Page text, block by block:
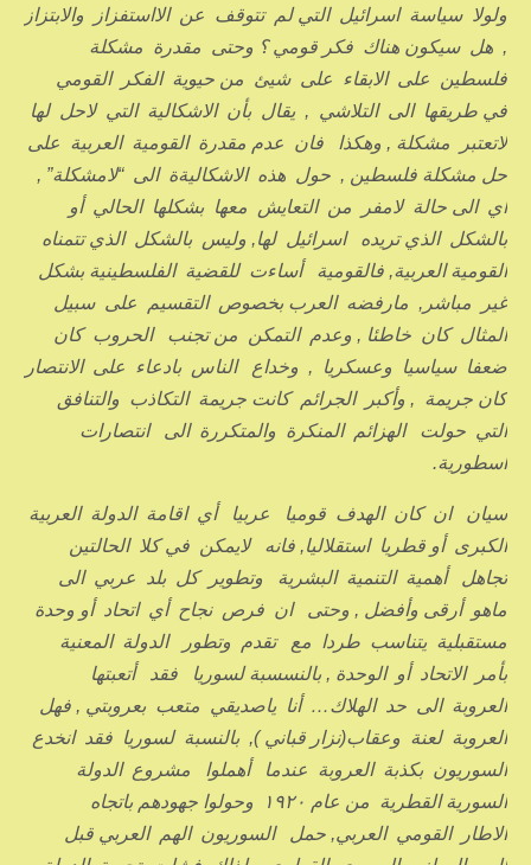
ولولا سياسة اسرائيل التي لم تتوقف عن الااستفزاز والابتزاز
, هل سيكون هناك فكر قومي ؟ وحتى مقدرة مشكلة
فلسطين على الابقاء على شيئ من حيوية الفكر القومي
في طريقها الى التلاشي , يقال بأن الاشكالية التي لاحل لها
لاتعتبر مشكلة , وهكذا فان عدم مقدرة القومية العربية على
حل مشكلة فلسطين , حول هذه الاشكاليةة الى “لامشكلة” ,
أي الى حالة لامفر من التعايش معها بشكلها الحالي أو
بالشكل الذي تريده اسرائيل لها, وليس بالشكل الذي تتمناه
القومية العربية, فالقومية أساءت للقضية الفلسطينية بشكل
غير مباشر, مارفضه العرب بخصوص التقسيم على سبيل
المثال كان خاطئا , وعدم التمكن من تجنب الحروب كان
ضعفا سياسيا وعسكريا , وخداع الناس بادعاء على الانتصار
كان جريمة , وأكبر الجرائم كانت جريمة التكاذب والتنافق
التي حولت الهزائم المنكرة والمتكررة الى انتصارات
اسطورية.
سيان ان كان الهدف قوميا عربيا أي اقامة الدولة العربية
الكبرى أو قطريا استقلاليا, فانه لايمكن في كلا الحالتين
تجاهل أهمية التنمية البشرية وتطوير كل بلد عربي الى
ماهو أرقى وأفضل , وحتى ان فرص نجاح أي اتحاد أو وحدة
مستقبلية يتناسب طردا مع تقدم وتطور الدولة المعنية
بأمر الاتحاد أو الوحدة , بالنسسبة لسوريا فقد أتعبتها
العروبة الى حد الهلاك… أنا ياصديقي متعب بعروبتي , فهل
العروبة لعنة وعقاب(نزار قباني ), بالنسبة لسوريا فقد انخدع
السوريون بكذبة العروبة عندما أهملوا مشروع الدولة
السورية القطرية من عام ١٩٢٠ وحولوا جهودهم باتجاه
الاطار القومي العربي, حمل السوريون الهم العربي قبل